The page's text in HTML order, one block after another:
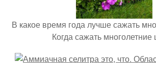
В какое время года лучше сажать
Когда сажать многолетние